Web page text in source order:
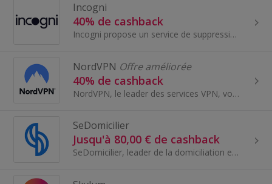
Incogni
40% de cashback
Incogni propose un service de suppression automatisée des données personnelles. Ils gèrent toutes les interactions avec les courtiers en données, d...
NordVPN Offre améliorée
40% de cashback
NordVPN, le leader des services VPN, vous fournit un tunnel sécurisé et chiffré pour votre activité en ligne!
SeDomicilier
Jusqu'à 80,00 € de cashback
SeDomicilier, leader de la domiciliation en France, accompagne les entrepreneurs d'aujourd'hui et de demain. Plus de 30 000 clients font confiance ...